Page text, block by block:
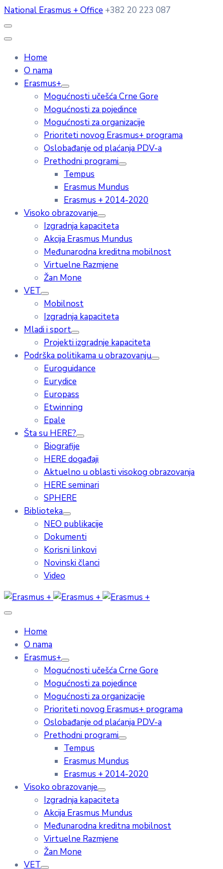
National Erasmus + Office +382 20 223 087
Home
O nama
Erasmus+
Mogućnosti učešća Crne Gore
Mogućnosti za pojedince
Mogućnosti za organizacije
Prioriteti novog Erasmus+ programa
Oslobađanje od plaćanja PDV-a
Prethodni programi
Tempus
Erasmus Mundus
Erasmus + 2014-2020
Visoko obrazovanje
Izgradnja kapaciteta
Akcija Erasmus Mundus
Međunarodna kreditna mobilnost
Virtuelne Razmjene
Žan Mone
VET
Mobilnost
Izgradnja kapaciteta
Mladi i sport
Projekti izgradnje kapaciteta
Podrška politikama u obrazovanju
Euroguidance
Eurydice
Europass
Etwinning
Epale
Šta su HERE?
Biografije
HERE događaji
Aktuelno u oblasti visokog obrazovanja
HERE seminari
SPHERE
Biblioteka
NEO publikacije
Dokumenti
Korisni linkovi
Novinski članci
Video
Home
O nama
Erasmus+
Mogućnosti učešća Crne Gore
Mogućnosti za pojedince
Mogućnosti za organizacije
Prioriteti novog Erasmus+ programa
Oslobađanje od plaćanja PDV-a
Prethodni programi
Tempus
Erasmus Mundus
Erasmus + 2014-2020
Visoko obrazovanje
Izgradnja kapaciteta
Akcija Erasmus Mundus
Međunarodna kreditna mobilnost
Virtuelne Razmjene
Žan Mone
VET